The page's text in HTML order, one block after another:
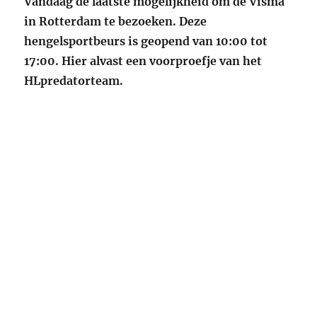
in Rotterdam te bezoeken. Deze
hengelsportbeurs is geopend van 10:00 tot
17:00. Hier alvast een voorproefje van het
HLpredatorteam.